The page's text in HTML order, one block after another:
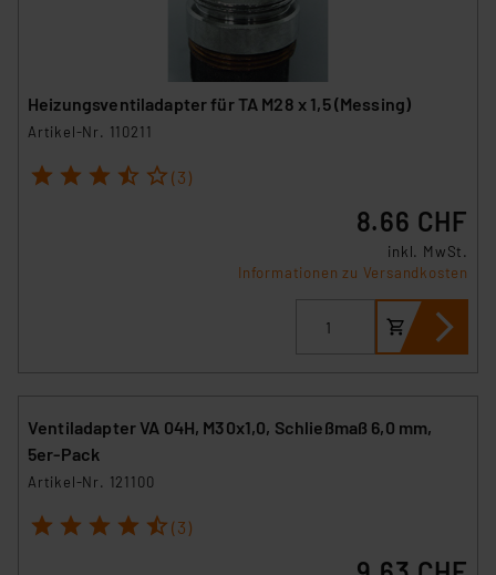
Heizungsventiladapter für TA M28 x 1,5 (Messing)
Artikel-Nr. 110211
1 2 3 4 5 (3)
8.66 CHF
inkl. MwSt.
Informationen zu Versandkosten
Ventiladapter VA 04H, M30x1,0, Schließmaß 6,0 mm,
5er-Pack
Artikel-Nr. 121100
1 2 3 4 5 (3)